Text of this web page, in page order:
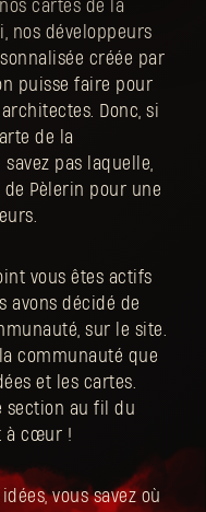
cartes de la
nos développeurs
créée par
puisse faire pour
Donc, si
de la
pas laquelle,
Pèlerin pour une
vous êtes actifs
avons décidé de
sur le site.
communauté que
et les cartes.
section au fil du
à cœur !
vous savez où